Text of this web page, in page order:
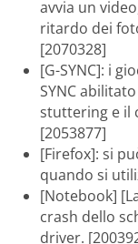
avvia un
ritardo dei
[2070328]
[G-SYNC]: i
SYNC
stuttering e il
[2053877]
[Firefox]: si
quando si
[Notebook]
crash dello
driver.